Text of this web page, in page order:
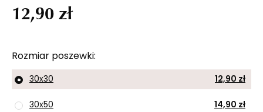
Rozmiar poszewki
30x30 12,90 zł
30x50 14,90 zł
12,90 zł